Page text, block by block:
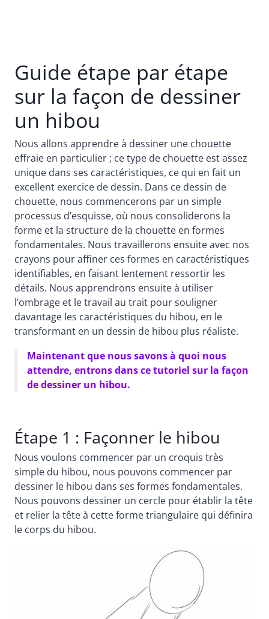
Guide étape par étape
sur la façon de dessiner
un hibou
Nous allons apprendre à dessiner une chouette
effraie en particulier ; ce type de chouette est assez
unique dans ses caractéristiques, ce qui en fait un
excellent exercice de dessin. Dans ce dessin de
chouette, nous commencerons par un simple
processus d’esquisse, où nous consoliderons la
forme et la structure de la chouette en formes
fondamentales. Nous travaillerons ensuite avec nos
crayons pour affiner ces formes en caractéristiques
identifiables, en faisant lentement ressortir les
détails. Nous apprendrons ensuite à utiliser
l’ombrage et le travail au trait pour souligner
davantage les caractéristiques du hibou, en le
transformant en un dessin de hibou plus réaliste.
Maintenant que nous savons à quoi nous
attendre, entrons dans ce tutoriel sur la façon
de dessiner un hibou.
Étape 1 : Façonner le hibou
Nous voulons commencer par un croquis très
simple du hibou, nous pouvons commencer par
dessiner le hibou dans ses formes fondamentales.
Nous pouvons dessiner un cercle pour établir la tête
et relier la tête à cette forme triangulaire qui définira
le corps du hibou.